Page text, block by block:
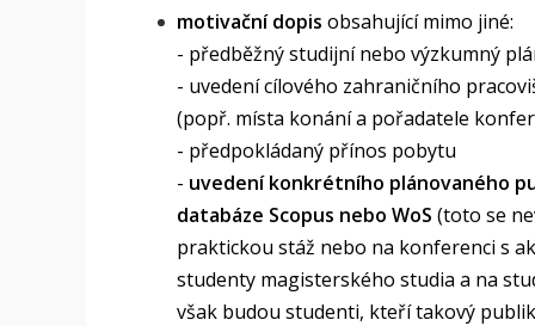
motivační dopis obsahující mimo jiné:
- předběžný studijní nebo výzkumný
- uvedení cílového zahraničního
(popř. místa konání a pořadatele
- předpokládaný přínos pobytu
- uvedení konkrétního plánovaného
databáze Scopus nebo WoS (toto se
praktickou stáž nebo na konferenci s
studenty magisterského studia a na
však budou studenti, kteří takový